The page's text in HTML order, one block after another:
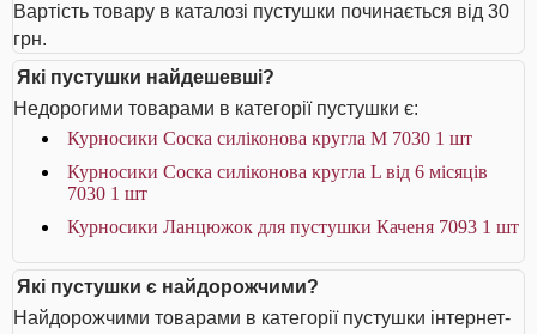
Вартість товару в каталозі пустушки починається від 30
грн.
Які пустушки найдешевші?
Недорогими товарами в категорії пустушки є:
Курносики Соска силіконова кругла M 7030 1 шт
Курносики Соска силіконова кругла L від 6 місяців
7030 1 шт
Курносики Ланцюжок для пустушки Каченя 7093 1 шт
Які пустушки є найдорожчими?
Найдорожчими товарами в категорії пустушки інтернет-